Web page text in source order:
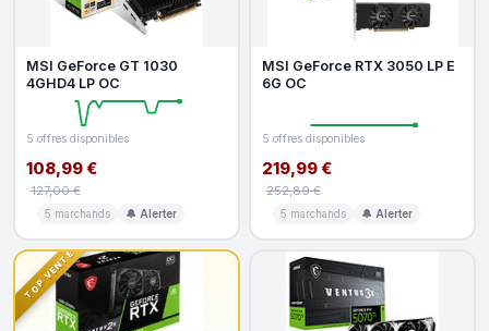
MSI GeForce GT 1030
4GHD4 LP OC
5 offres disponibles
108,99 €
127,00 €
5 marchands 🔔 Alerter
MSI GeForce RTX 3050 LP E
6G OC
5 offres disponibles
219,99 €
252,89 €
5 marchands 🔔 Alerter
TOP VENTE